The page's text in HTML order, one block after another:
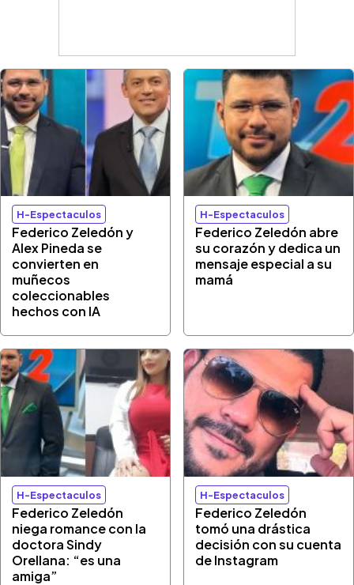
H-Espectaculos
Federico Zeledón y
Alex Pineda se
convierten en
muñecos
coleccionables
hechos con IA
H-Espectaculos
Federico Zeledón abre
su corazón y dedica un
mensaje especial a su
mamá
H-Espectaculos
Federico Zeledón
niega romance con la
doctora Sindy
Orellana: “es una
amiga”
H-Espectaculos
Federico Zeledón
tomó una drástica
decisión con su cuenta
de Instagram